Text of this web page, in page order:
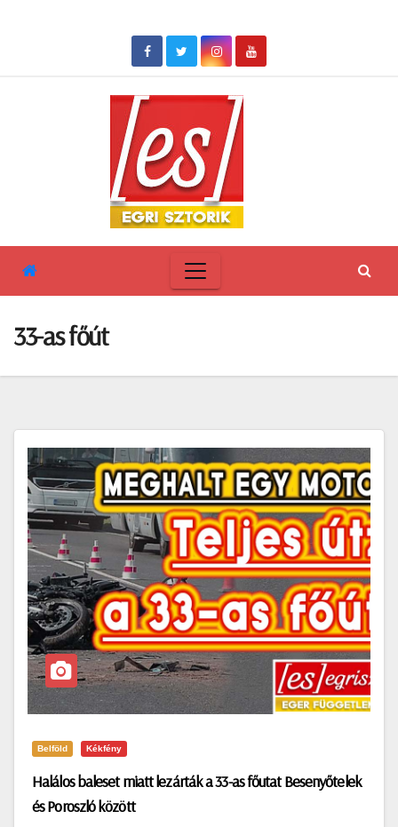
33-as főút
Belföld Kékfény
Halálos baleset miatt lezárták a 33-as főutat Besenyőtelek
és Poroszló között